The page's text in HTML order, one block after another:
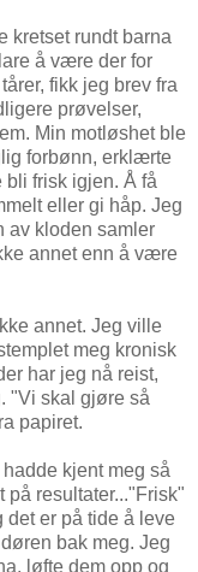
kretset rundt barna
å være der for
fikk jeg brev fra
prøvelser,
Min motløshet ble
forbønn, erklærte
frisk igjen. Å få
eller gi håp. Jeg
av kloden samler
annet enn å være
annet. Jeg ville
meg kronisk
har jeg nå reist,
"Vi skal gjøre så
papiret.
kjent meg så
på resultater..."Frisk"
det er på tide å leve
bak meg. Jeg
løfte dem opp og